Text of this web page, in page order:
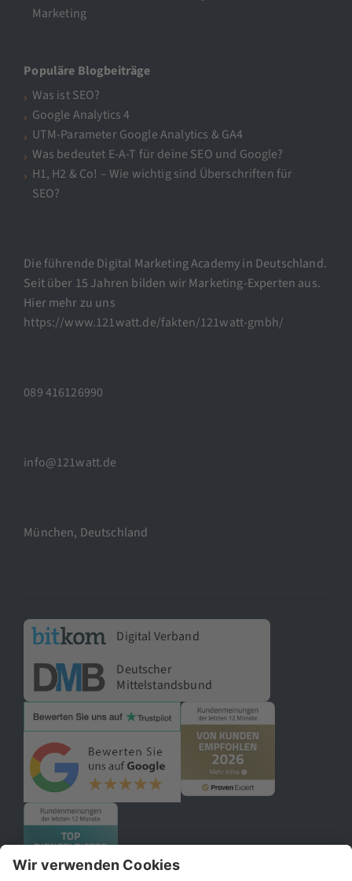
Marketing
Populäre Blogbeiträge
Was ist SEO?
Google Analytics 4
UTM-Parameter Google Analytics & GA4
Was bedeutet E-A-T für deine SEO und Google?
H1, H2 & Co! – Wie wichtig sind Überschriften für
SEO?
Die führende Digital Marketing Academy in Deutschland.
Seit über 15 Jahren bilden wir Marketing-Experten aus.
Hier mehr zu uns
https://www.121watt.de/fakten/121watt-gmbh/
089 416126990
info@121watt.de
München, Deutschland
Digital Verband
Deutscher
Mittelstandsbund